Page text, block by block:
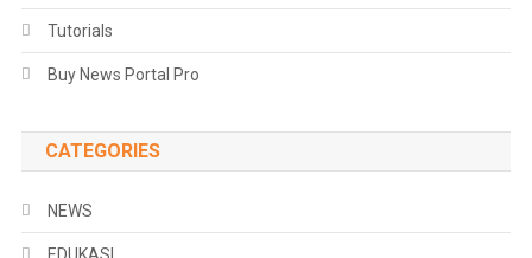
Tutorials
Buy News Portal Pro
CATEGORIES
NEWS